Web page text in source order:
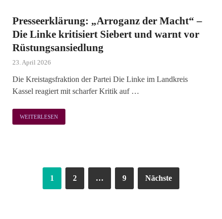
Presseerklärung: „Arroganz der Macht“ –
Die Linke kritisiert Siebert und warnt vor
Rüstungsansiedlung
23. April 2026
Die Kreistagsfraktion der Partei Die Linke im Landkreis
Kassel reagiert mit scharfer Kritik auf …
WEITERLESEN
1 2 … 9 Nächste